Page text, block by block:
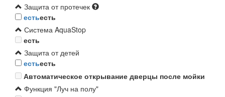
Защита от протечек
естьесть
Система AquaStop
есть
Защита от детей
естьесть
Автоматическое открывание дверцы после мойки
Функция "Луч на полу"